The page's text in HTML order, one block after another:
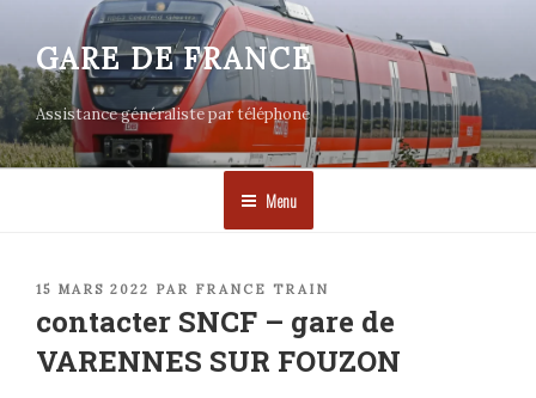
contenu
principal
GARE DE FRANCE
Assistance généraliste par téléphone
Menu
PUBLIÉ
15 MARS 2022 PAR FRANCE TRAIN
contacter SNCF – gare de
VARENNES SUR FOUZON